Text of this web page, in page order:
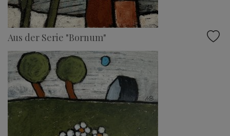
Aus der Serie "Bornum"